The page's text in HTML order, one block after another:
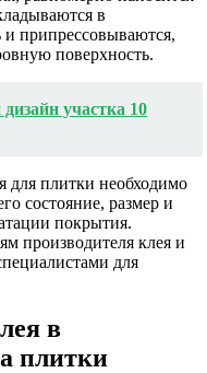
в
припрессовываются,
поверхность.
участка 10
для плитки необходимо
состояние, размер и
покрытия.
производителя клея и
для
в
плитки